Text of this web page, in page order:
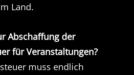
Land.
Abschaffung der
für Veranstaltungen?
muss endlich